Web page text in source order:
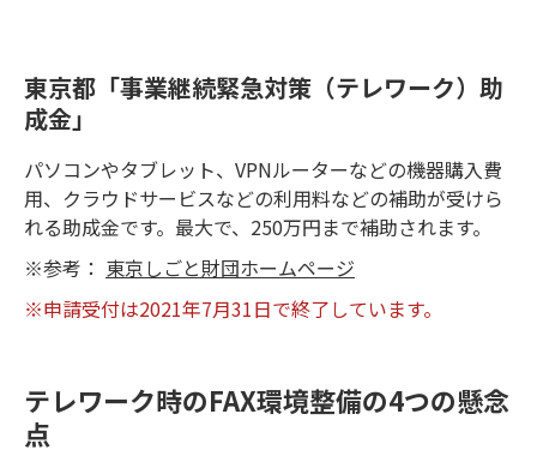
東京都「事業継続緊急対策（テレワーク）助
成金」
パソコンやタブレット、VPNルーターなどの機器購入費
用、クラウドサービスなどの利用料などの補助が受けら
れる助成金です。最大で、250万円まで補助されます。
※参考： 東京しごと財団ホームページ
※申請受付は2021年7月31日で終了しています。
テレワーク時のFAX環境整備の4つの懸念
点